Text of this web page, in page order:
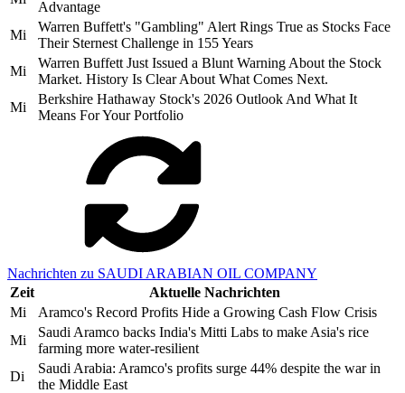
Advantage
Mi
Warren Buffett's "Gambling" Alert Rings True as Stocks Face
Their Sternest Challenge in 155 Years
Mi
Warren Buffett Just Issued a Blunt Warning About the Stock
Market. History Is Clear About What Comes Next.
Mi
Berkshire Hathaway Stock's 2026 Outlook And What It
Means For Your Portfolio
Nachrichten zu SAUDI ARABIAN OIL COMPANY
Zeit
Aktuelle Nachrichten
Mi
Aramco's Record Profits Hide a Growing Cash Flow Crisis
Mi
Saudi Aramco backs India's Mitti Labs to make Asia's rice
farming more water-resilient
Di
Saudi Arabia: Aramco's profits surge 44% despite the war in
the Middle East